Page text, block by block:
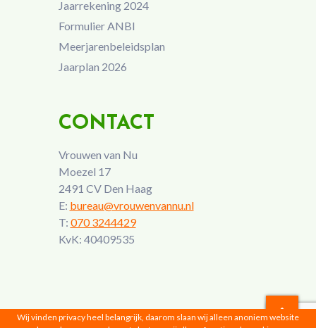
Jaarrekening 2024
Formulier ANBI
Meerjarenbeleidsplan
Jaarplan 2026
CONTACT
Vrouwen van Nu
Moezel 17
2491 CV Den Haag
E: bureau@vrouwenvannu.nl
T: 070 3244429
KvK: 40409535
Wij vinden privacy heel belangrijk, daarom slaan wij alleen anoniem website